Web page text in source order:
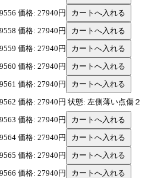
価格: 27940円
価格: 27940円
価格: 27940円
価格: 27940円
価格: 27940円
価格: 27940円 状態: 左側薄い点傷
価格: 27940円
価格: 27940円
価格: 27940円
価格: 27940円